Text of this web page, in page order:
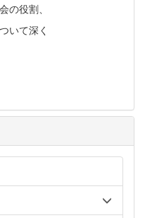
の役割、
いて深く